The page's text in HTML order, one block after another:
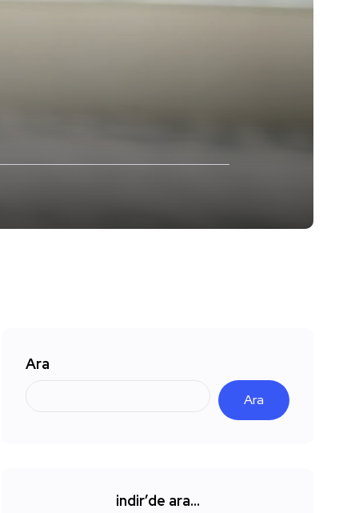
Ara
Ara
indir’de ara…